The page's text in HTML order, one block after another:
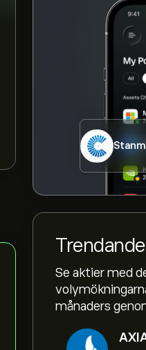
Trendande
Se aktier med
månaders